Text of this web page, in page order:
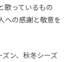
歌っているもの
への感謝と敬意を
ン、秋冬シーズ